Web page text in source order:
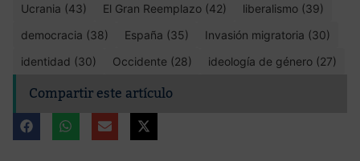
Ucrania (43)
El Gran Reemplazo (42)
liberalismo (39)
democracia (38)
España (35)
Invasión migratoria (30)
identidad (30)
Occidente (28) ideología de género (27)
Compartir este artículo